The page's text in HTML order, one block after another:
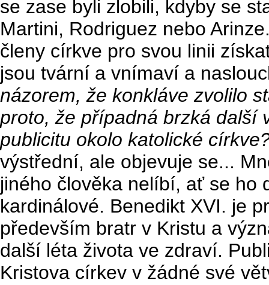
se zase byli zlobili, kdyby se
Martini, Rodriguez nebo
členy církve pro svou linii
jsou tvární a vnímaví a
názorem, že konkláve zvolilo
proto, že případná brzká další
publicitu okolo katolické
výstřední, ale objevuje se...
jiného člověka nelíbí, ať se ho
kardinálové. Benedikt XVI. je
především bratr v Kristu a
další léta života ve zdraví.
Kristova církev v žádné své